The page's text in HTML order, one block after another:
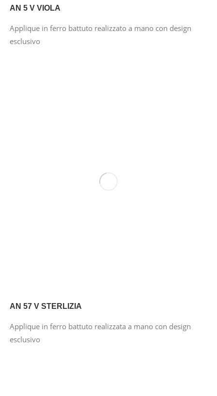
AN 5 V VIOLA
Applique in ferro battuto realizzato a mano con design
esclusivo
AN 57 V STERLIZIA
Applique in ferro battuto realizzata a mano con design
esclusivo